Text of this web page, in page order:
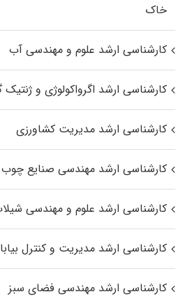
خاک
کارشناسی ارشد علوم و مهندسی آب
کارشناسی ارشد اگرواکولوژی و
کارشناسی ارشد مدیریت کشاورزی
کارشناسی ارشد مهندسی صنایع چوب
کارشناسی ارشد علوم و مهندسی
کارشناسی ارشد مدیریت و کنترل
کارشناسی ارشد مهندسی فضای سبز